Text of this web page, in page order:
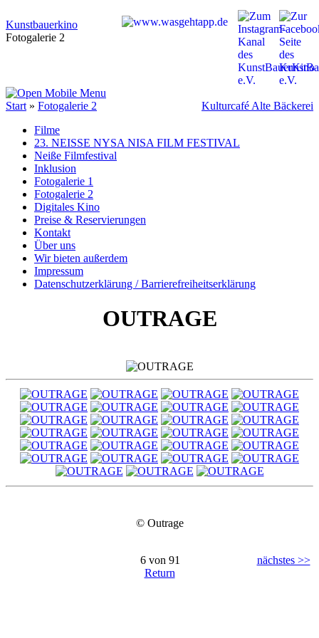
Kunstbauerkino
Fotogalerie 2
Start » Fotogalerie 2
Kulturcafé Alte Bäckerei
Filme
23. NEISSE NYSA NISA FILM FESTIVAL
Neiße Filmfestival
Inklusion
Fotogalerie 1
Fotogalerie 2
Digitales Kino
Preise & Reservierungen
Kontakt
Über uns
Wir bieten außerdem
Impressum
Datenschutzerklärung / Barrierefreiheitserklärung
OUTRAGE
© Outrage
6 von 91
nächstes >>
Return